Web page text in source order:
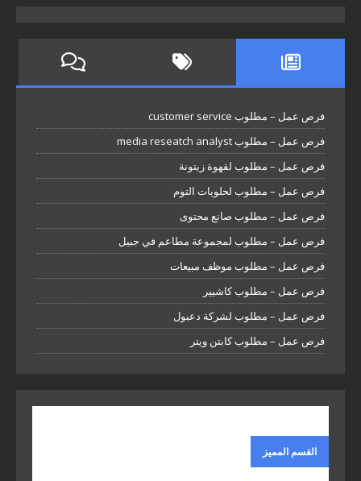
فرص عمل – مطلوب customer service
فرص عمل – مطلوب media reseatch analyst
فرص عمل – مطلوب لقهوة زيتونة
فرص عمل – مطلوب لحلويات التوم
فرص عمل – مطلوب صانع محتوى
فرص عمل – مطلوب لمجموعة مطاعم في جبيل
فرص عمل – مطلوب موظف مبيعات
فرص عمل – مطلوب كاشيير
فرص عمل – مطلوب لشركة دعبول
فرص عمل – مطلوب كابتن ويتر
القسم المميز